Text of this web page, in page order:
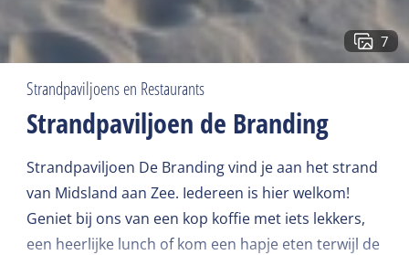
7
Strandpaviljoens en Restaurants
Strandpaviljoen de Branding
Strandpaviljoen De Branding vind je aan het strand
van Midsland aan Zee. Iedereen is hier welkom!
Geniet bij ons van een kop koffie met iets lekkers,
een heerlijke lunch of kom een hapje eten terwijl de